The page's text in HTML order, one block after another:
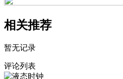
相关推荐
暂无记录
评论列表